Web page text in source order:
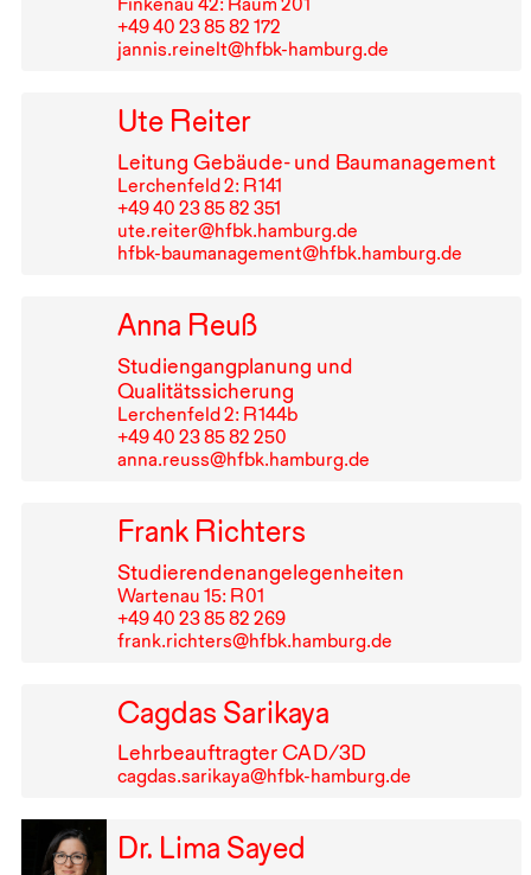
Finkenau 42: Raum 201
+49⁠ ⁠40⁠ ⁠23⁠ ⁠85⁠ ⁠82⁠ ⁠172
jannis.reinelt@hfbk-hamburg.de
Ute Reiter
Leitung Gebäude- und Baumanagement
Lerchenfeld 2: R⁠ ⁠141
+49⁠ ⁠40⁠ ⁠23⁠ ⁠85⁠ ⁠82⁠ ⁠351
ute.reiter@hfbk.hamburg.de
hfbk-baumanagement@hfbk.hamburg.de
Anna Reuß
Studiengangplanung und
Qualitätssicherung
Lerchenfeld 2: R⁠ ⁠144b
+49⁠ ⁠40⁠ ⁠23⁠ ⁠85⁠ ⁠82⁠ ⁠250
anna.reuss@hfbk.hamburg.de
Frank Richters
Studierendenangelegenheiten
Wartenau 15: R⁠ ⁠01
+49⁠ ⁠40⁠ ⁠23⁠ ⁠85⁠ ⁠82⁠ ⁠269
frank.richters@hfbk.hamburg.de
Cagdas Sarikaya
LehrbeauftragterCAD/3D
cagdas.sarikaya@hfbk-hamburg.de
Dr. Lima Sayed